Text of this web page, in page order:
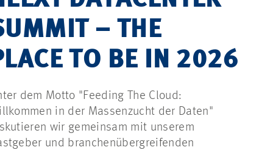
– THE
TO BE IN 2026
dem Motto "Feeding The Cloud:
in der Massenzucht der Daten"
wir gemeinsam mit unserem
und branchenübergreifenden